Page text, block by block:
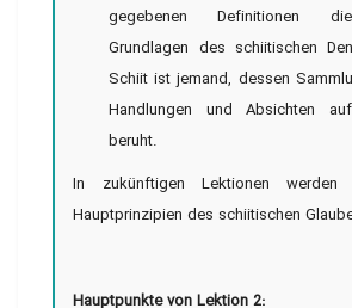
gegebenen Definitionen
Grundlagen des schiitischen
Schiit ist jemand, dessen
Handlungen und Absichten
beruht.
In zukünftigen Lektionen
Hauptprinzipien des schiitischen
Hauptpunkte von Lektion 2: